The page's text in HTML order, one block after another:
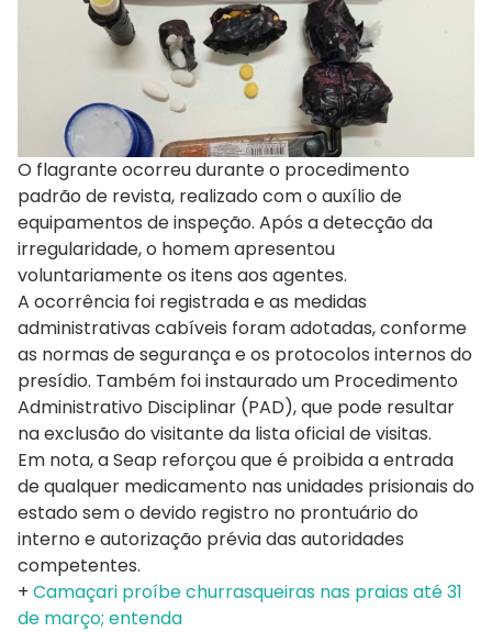
O flagrante ocorreu durante o procedimento
padrão de revista, realizado com o auxílio de
equipamentos de inspeção. Após a detecção da
irregularidade, o homem apresentou
voluntariamente os itens aos agentes.
A ocorrência foi registrada e as medidas
administrativas cabíveis foram adotadas, conforme
as normas de segurança e os protocolos internos do
presídio. Também foi instaurado um Procedimento
Administrativo Disciplinar (PAD), que pode resultar
na exclusão do visitante da lista oficial de visitas.
Em nota, a Seap reforçou que é proibida a entrada
de qualquer medicamento nas unidades prisionais do
estado sem o devido registro no prontuário do
interno e autorização prévia das autoridades
competentes.
+ Camaçari proíbe churrasqueiras nas praias até 31
de março; entenda